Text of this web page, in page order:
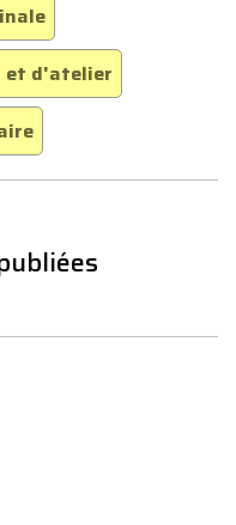
et d'atelier